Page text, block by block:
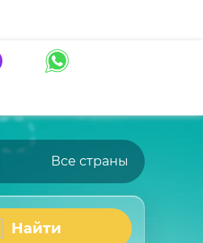
Все страны
Найти